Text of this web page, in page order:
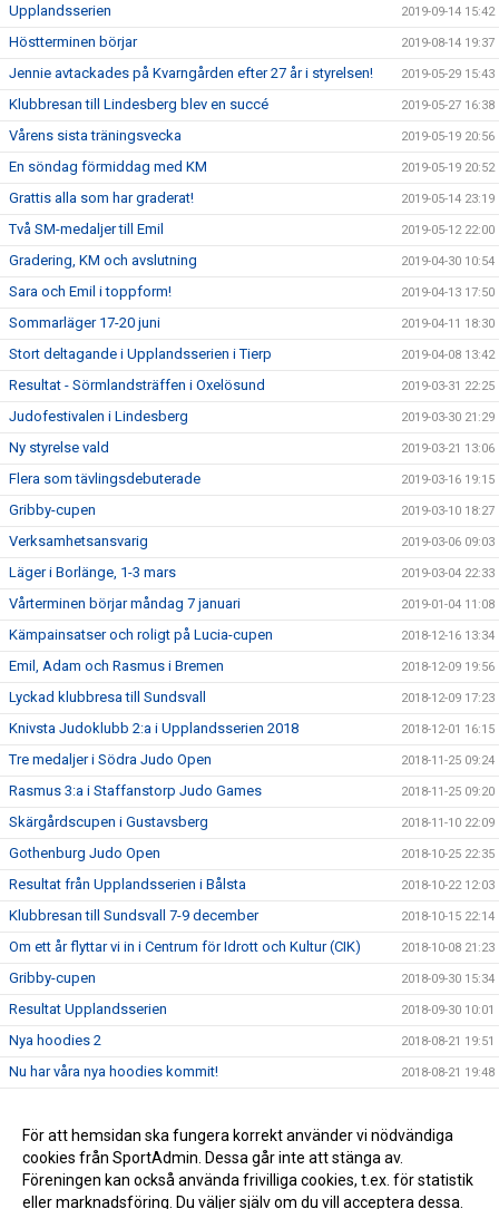
Upplandsserien 2019-09-14 15:42
Höstterminen börjar 2019-08-14 19:37
Jennie avtackades på Kvarngården efter 27 år i styrelsen! 2019-05-29 15:43
Klubbresan till Lindesberg blev en succé 2019-05-27 16:38
Vårens sista träningsvecka 2019-05-19 20:56
En söndag förmiddag med KM 2019-05-19 20:52
Grattis alla som har graderat! 2019-05-14 23:19
Två SM-medaljer till Emil 2019-05-12 22:00
Gradering, KM och avslutning 2019-04-30 10:54
Sara och Emil i toppform! 2019-04-13 17:50
Sommarläger 17-20 juni 2019-04-11 18:30
Stort deltagande i Upplandsserien i Tierp 2019-04-08 13:42
Resultat - Sörmlandsträffen i Oxelösund 2019-03-31 22:25
Judofestivalen i Lindesberg 2019-03-30 21:29
Ny styrelse vald 2019-03-21 13:06
Flera som tävlingsdebuterade 2019-03-16 19:15
Gribby-cupen 2019-03-10 18:27
Verksamhetsansvarig 2019-03-06 09:03
Läger i Borlänge, 1-3 mars 2019-03-04 22:33
Vårterminen börjar måndag 7 januari 2019-01-04 11:08
Kämpainsatser och roligt på Lucia-cupen 2018-12-16 13:34
Emil, Adam och Rasmus i Bremen 2018-12-09 19:56
Lyckad klubbresa till Sundsvall 2018-12-09 17:23
Knivsta Judoklubb 2:a i Upplandsserien 2018 2018-12-01 16:15
Tre medaljer i Södra Judo Open 2018-11-25 09:24
Rasmus 3:a i Staffanstorp Judo Games 2018-11-25 09:20
Skärgårdscupen i Gustavsberg 2018-11-10 22:09
Gothenburg Judo Open 2018-10-25 22:35
Resultat från Upplandsserien i Bålsta 2018-10-22 12:03
Klubbresan till Sundsvall 7-9 december 2018-10-15 22:14
Om ett år flyttar vi in i Centrum för Idrott och Kultur (CIK) 2018-10-08 21:23
Gribby-cupen 2018-09-30 15:34
Resultat Upplandsserien 2018-09-30 10:01
Nya hoodies 2 2018-08-21 19:51
Nu har våra nya hoodies kommit! 2018-08-21 19:48
Avslutning på Kvarngården 2018-08-01 14:32
KM 2018 2018-08-01 14:26
För att hemsidan ska fungera korrekt använder vi nödvändiga
cookies från SportAdmin. Dessa går inte att stänga av.
Föreningen kan också använda frivilliga cookies, t.ex. för statistik
eller marknadsföring. Du väljer själv om du vill acceptera dessa.